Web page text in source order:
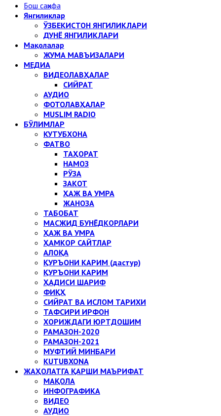
Бош саҳифа
Янгиликлар
ЎЗБЕКИСТОН ЯНГИЛИКЛАРИ
ДУНЁ ЯНГИЛИКЛАРИ
Мақолалар
ЖУМА МАВЪИЗАЛАРИ
МЕДИА
ВИДЕОЛАВҲАЛАР
СИЙРАТ
АУДИО
ФОТОЛАВҲАЛАР
MUSLIM RADIO
БЎЛИМЛАР
КУТУБХОНА
ФАТВО
ТАҲОРАТ
НАМОЗ
РЎЗА
ЗАКОТ
ҲАЖ ВА УМРА
ЖАНОЗА
ТАБОБАТ
МАСЖИД БУНЁДКОРЛАРИ
ҲАЖ ВА УМРА
ҲАМКОР САЙТЛАР
АЛОҚА
ҚУРЪОНИ КАРИМ (дастур)
ҚУРЪОНИ КАРИМ
ҲАДИСИ ШАРИФ
ФИҚҲ
СИЙРАТ ВА ИСЛОМ ТАРИХИ
ТАФСИРИ ИРФОН
ХОРИЖДАГИ ЮРТДОШИМ
РАМАЗОН-2020
РАМАЗОН-2021
МУФТИЙ МИНБАРИ
KUTUBXONA
ЖАҲОЛАТГА ҚАРШИ МАЪРИФАТ
МАҚОЛА
ИНФОГРАФИКА
ВИДЕО
АУДИО